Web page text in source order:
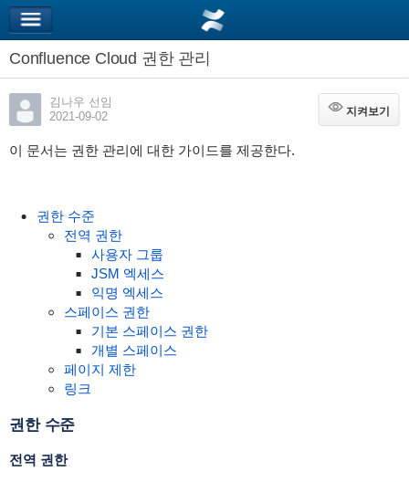
Confluence Cloud 권한 관리
김나우 선임
2021-09-02
지켜보기
지켜보기
이 문서는 권한 관리에 대한 가이드를 제공한다.
권한 수준
전역 권한
사용자 그룹
JSM 엑세스
익명 엑세스
스페이스 권한
기본 스페이스 권한
개별 스페이스
페이지 제한
링크
권한 수준
전역 권한